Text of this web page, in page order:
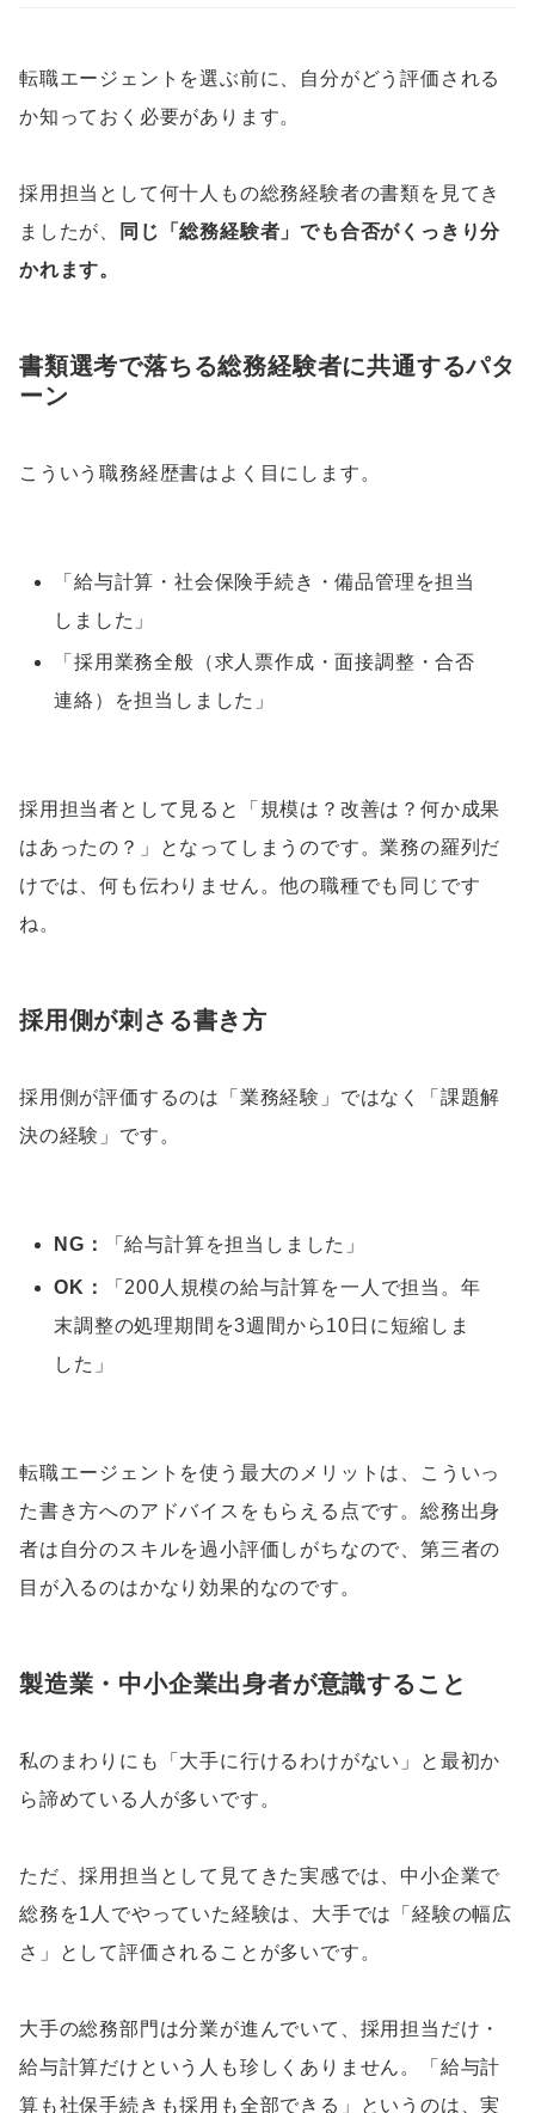
転職エージェントを選ぶ前に、自分がどう評価される
か知っておく必要があります。
採用担当として何十人もの総務経験者の書類を見てき
ましたが、
同じ「総務経験者」でも合否がくっきり分
かれます。
書類選考で落ちる総務経験者に共通するパタ
ーン
こういう職務経歴書はよく目にします。
「給与計算・社会保険手続き・備品管理を担当
しました」
「採用業務全般（求人票作成・面接調整・合否
連絡）を担当しました」
採用担当者として見ると「規模は？改善は？何か成果
はあったの？」となってしまうのです。業務の羅列だ
けでは、何も伝わりません。他の職種でも同じです
ね。
採用側が刺さる書き方
採用側が評価するのは「業務経験」ではなく「課題解
決の経験」です。
NG： 「給与計算を担当しました」
OK：
「200人規模の給与計算を一人で担当。年
末調整の処理期間を3週間から10日に短縮しま
した」
転職エージェントを使う最大のメリットは、こういっ
た書き方へのアドバイスをもらえる点です。総務出身
者は自分のスキルを過小評価しがちなので、第三者の
目が入るのはかなり効果的なのです。
製造業・中小企業出身者が意識すること
私のまわりにも「大手に行けるわけがない」と最初か
ら諦めている人が多いです。
ただ、採用担当として見てきた実感では、中小企業で
総務を1人でやっていた経験は、大手では「経験の幅広
さ」として評価されることが多いです。
大手の総務部門は分業が進んでいて、採用担当だけ・
給与計算だけという人も珍しくありません。「給与計
算も社保手続きも採用も全部できる」というのは、実